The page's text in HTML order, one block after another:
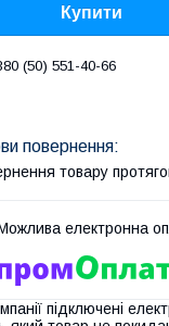
Купити
(50) 551-40-66
товару
підключені